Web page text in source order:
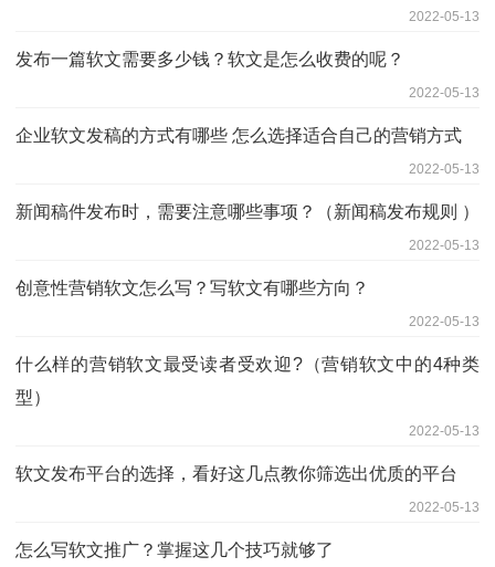
2022-05-13
发布一篇软文需要多少钱？软文是怎么收费的呢？
2022-05-13
企业软文发稿的方式有哪些 怎么选择适合自己的营销方式
2022-05-13
新闻稿件发布时，需要注意哪些事项？（新闻稿发布规则 ）
2022-05-13
创意性营销软文怎么写？写软文有哪些方向？
2022-05-13
什么样的营销软文最受读者受欢迎?（营销软文中的4种类
型）
2022-05-13
软文发布平台的选择，看好这几点教你筛选出优质的平台
2022-05-13
怎么写软文推广？掌握这几个技巧就够了